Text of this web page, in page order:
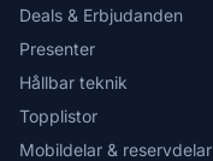
Deals & Erbjudanden
Presenter
Hållbar teknik
Topplistor
Mobildelar & reservdelar